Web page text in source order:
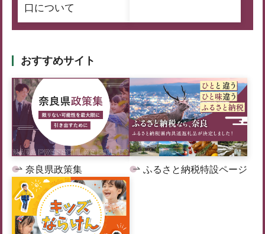
口について
おすすめサイト
奈良県政策集 ふるさと納税特設ページ